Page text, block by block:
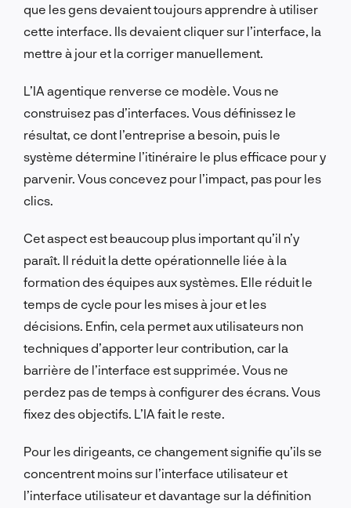
que les gens devaient toujours apprendre à utiliser
cette interface. Ils devaient cliquer sur l’interface, la
mettre à jour et la corriger manuellement.
L’IA agentique renverse ce modèle. Vous ne
construisez pas d’interfaces. Vous définissez le
résultat, ce dont l’entreprise a besoin, puis le
système détermine l’itinéraire le plus efficace pour y
parvenir. Vous concevez pour l’impact, pas pour les
clics.
Cet aspect est beaucoup plus important qu’il n’y
paraît. Il réduit la dette opérationnelle liée à la
formation des équipes aux systèmes. Elle réduit le
temps de cycle pour les mises à jour et les
décisions. Enfin, cela permet aux utilisateurs non
techniques d’apporter leur contribution, car la
barrière de l’interface est supprimée. Vous ne
perdez pas de temps à configurer des écrans. Vous
fixez des objectifs. L’IA fait le reste.
Pour les dirigeants, ce changement signifie qu’ils se
concentrent moins sur l’interface utilisateur et
l’interface utilisateur et davantage sur la définition